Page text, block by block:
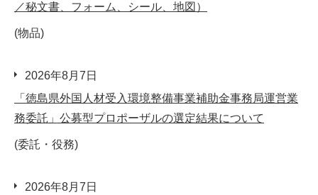
／秘文書、フォーム、シール、地図）
(物品)
2026年8月7日
「徳島県外国人材受入環境整備事業補助金事務局運営業
務委託」公募型プロポーザルの選定結果について
(委託・役務)
2026年8月7日